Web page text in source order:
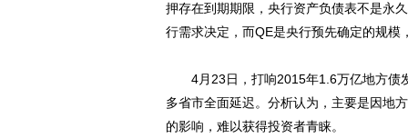
押存在到期期限，央行资产负债表不是永
行需求决定，而QE是央行预先确定的规模
4月23日，打响2015年1.6万亿地方债
多省市全面延迟。分析认为，主要是因地
的影响，难以获得投资者青睐。